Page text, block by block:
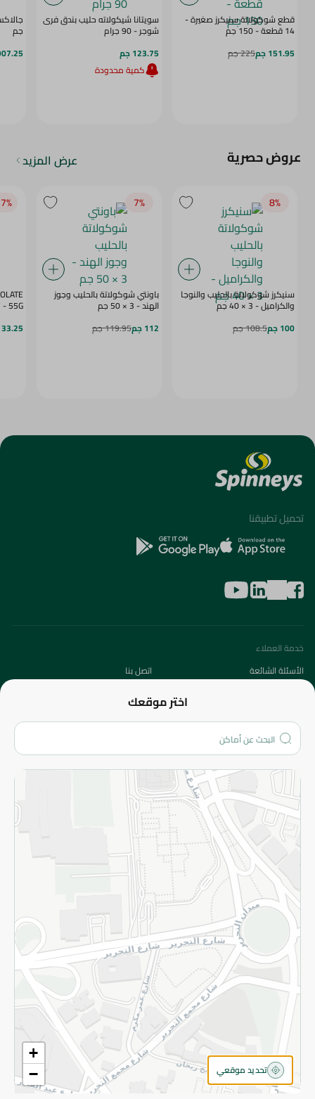
قطع شوكولاتة سنيكرز صغيرة -
14 قطعة - 150 جم
151.95 جم
225 جم
سويتانا شيكولاته حليب بندق فرى
شوجر - 90 جرام
123.75 جم
كمية محدودة
جم
907.25
عروض حصرية عرض المزيد
8‎%‎
سنيكرز شوكولاتة بالحليب والنوجا
والكراميل - 3 × 40 جم
100 جم
108.5 جم
7‎%‎
باونتي شوكولاتة بالحليب وجوز
الهند - 3 × 50 جم
112 جم
119.95 جم
BERRY - 55G
33.25 جم
اختر موقعك
+
−
تحديد موقعي
تحميل تطبيقنا
خدمة العملاء
الأسئلة الشائعة
اتصل بنا
من نحن؟
الفروع
المزيد
الاسترجاع
سياسة الاستخدام
سياسة الخصوصية
قم بالتسجيل للنشرة
©2026 - Spinneys | جميع الحقوق محفوظة